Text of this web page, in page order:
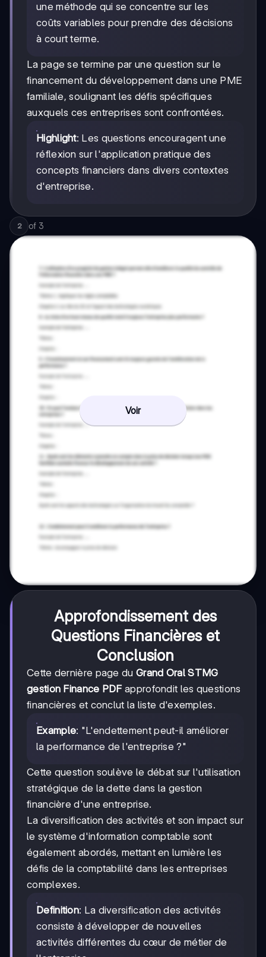
une méthode qui se concentre sur les
coûts variables pour prendre des décisions
à court terme.
La page se termine par une question sur le
financement du développement dans une PME
familiale, soulignant les défis spécifiques
auxquels ces entreprises sont confrontées.
Highlight: Les questions encouragent une
réflexion sur l'application pratique des
concepts financiers dans divers contextes
d'entreprise.
2 of 3
Voir
Approfondissement des
Questions Financières et
Conclusion
Cette dernière page du Grand Oral STMG
gestion Finance PDF approfondit les questions
financières et conclut la liste d'exemples.
Example: "L'endettement peut-il améliorer
la performance de l'entreprise ?"
Cette question soulève le débat sur l'utilisation
stratégique de la dette dans la gestion
financière d'une entreprise.
La diversification des activités et son impact sur
le système d'information comptable sont
également abordés, mettant en lumière les
défis de la comptabilité dans les entreprises
complexes.
Definition: La diversification des activités
consiste à développer de nouvelles
activités différentes du cœur de métier de